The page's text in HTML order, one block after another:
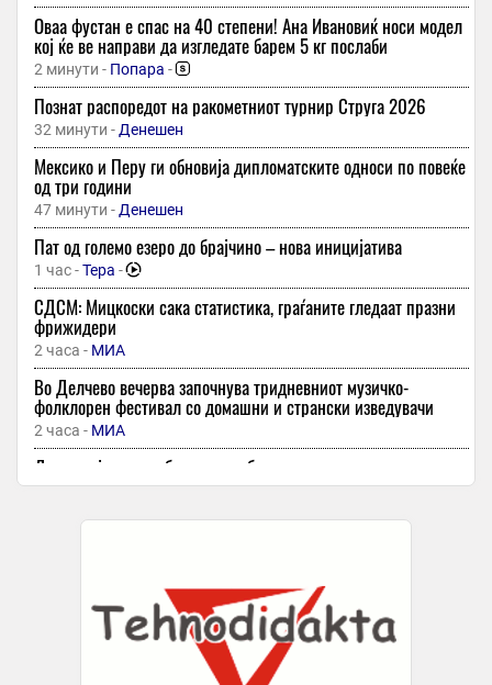
Оваа фустан е спас на 40 степени! Ана Ивановиќ носи модел
кој ќе ве направи да изгледате барем 5 кг послаби
2 минути - Попара -
Познат распоредот на ракометниот турнир Струга 2026
32 минути - Денешен
Мексико и Перу ги обновија дипломатските односи по повеќе
од три години
47 минути - Денешен
Пат од големо езеро до брајчино – нова иницијатива
1 час -Тера -
СДСМ: Мицкоски сака статистика, граѓаните гледаат празни
фрижидери
2 часа - МИА
Во Делчево вечерва започнува тридневниот музичко-
фолклорен фестивал со домашни и странски изведувачи
2 часа - МИА
Делчево ја продлабочува соработката со четири општини од
Италија
МВР: Превентивни активности за спречување пожари и
имотни деликти, како и за безбедно учество во сообраќајот